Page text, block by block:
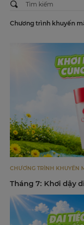
Chương trình khuyến
CHƯƠNG TRÌNH KHUYẾN
Tháng 7: Khơi dậy